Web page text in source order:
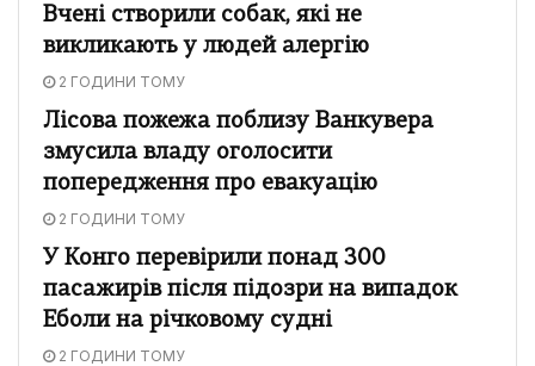
Вчені створили собак, які не
викликають у людей алергію
2 ГОДИНИ ТОМУ
Лісова пожежа поблизу Ванкувера
змусила владу оголосити
попередження про евакуацію
2 ГОДИНИ ТОМУ
У Конго перевірили понад 300
пасажирів після підозри на випадок
Еболи на річковому судні
2 ГОДИНИ ТОМУ